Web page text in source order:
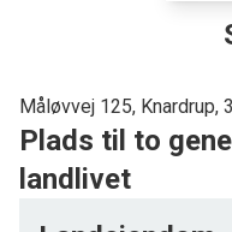
Måløvvej 125, Knardrup,
Plads til to
landlivet